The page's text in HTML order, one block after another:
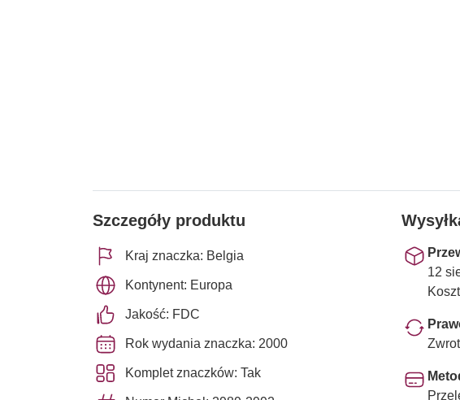
Szczegóły produktu
Kraj znaczka: Belgia
Kontynent: Europa
Jakość: FDC
Rok wydania znaczka: 2000
Komplet znaczków: Tak
12